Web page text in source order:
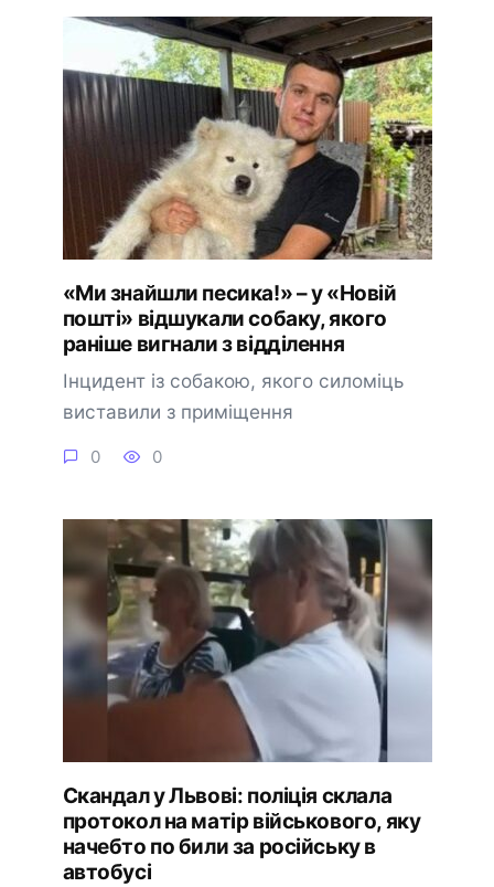
«Ми знайшли песика!» – у «Новій
пошті» відшукали собаку, якого
раніше вигнали з відділення
Інцидент із собакою, якого силоміць
виставили з приміщення
0 0
Скандал у Львові: поліція склала
протокол на матір військового, яку
начебто по били за російську в
автобусі